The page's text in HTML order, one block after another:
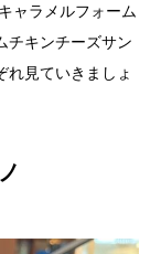
ャラメルフォーム
チキンチーズサン
れ見ていきましょ